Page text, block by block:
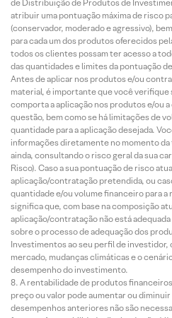
de Distribuição de Produtos de
atribuir uma pontuação máxima de risco
(conservador, moderado e agressivo),
para cada um dos produtos oferecidos
todos os clientes possam ter acesso a
das quantidades e limites da pontuação
Antes de aplicar nos produtos e/ou
material, é importante que você verifique
comporta a aplicação nos produtos e/ou
questão, bem como se há limitações de
quantidade para a aplicação desejada.
informações diretamente no momento da
ainda, consultando o risco geral da sua
Risco). Caso a sua pontuação de risco
aplicação/contratação pretendida, ou
quantidade e/ou volume financeiro para
significa que, com base na composição
aplicação/contratação não está
sobre o processo de adequação dos
Investimentos ao seu perfil de investidor,
mercado, mudanças climáticas e o
desempenho do investimento.
A rentabilidade de produtos
preço ou valor pode aumentar ou
desempenhos anteriores não são